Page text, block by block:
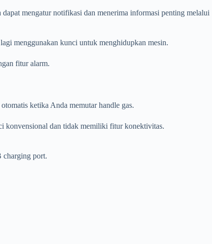
mengatur notifikasi dan menerima informasi penting melalui
menggunakan kunci untuk menghidupkan mesin.
fitur alarm.
ketika Anda memutar handle gas.
konvensional dan tidak memiliki fitur konektivitas.
charging port.